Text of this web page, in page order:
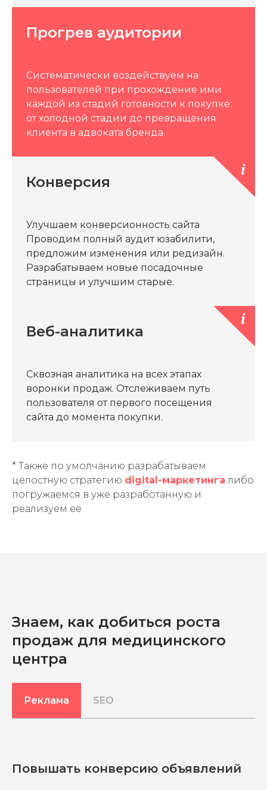
Прогрев аудитории
Систематически воздействуем на
пользователей при прохождение ими
каждой из стадий готовности к покупке:
от холодной стадии до превращения
клиента в адвоката бренда.
Конверсия
Улучшаем конверсионность сайта
Проводим полный аудит юзабилити,
предложим изменения или редизайн.
Разрабатываем новые посадочные
страницы и улучшим старые.
Веб-аналитика
Сквозная аналитика на всех этапах
воронки продаж. Отслеживаем путь
пользователя от первого посещения
сайта до момента покупки.
* Также по умолчанию разрабатываем
целостную стратегию digital-маркетинга либо
погружаемся в уже разработанную и
реализуем её
Знаем, как добиться роста
продаж для медицинского
центра
Реклама SEO
Повышать конверсию объявлений